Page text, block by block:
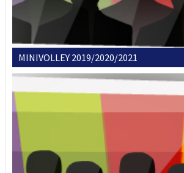
MINIVOLLEY 2019/2020/2021